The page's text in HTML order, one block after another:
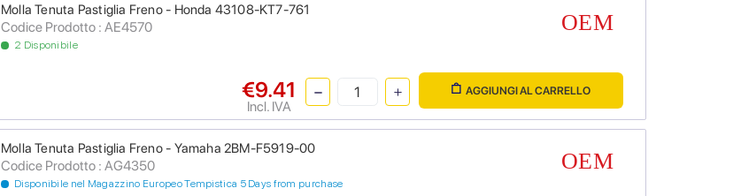
Molla Tenuta Pastiglia Freno - Honda 43108-KT7-761
Codice Prodotto : AE4570
2 Disponibile
€9.41
Incl. IVA
AGGIUNGI AL CARRELLO
Molla Tenuta Pastiglia Freno - Yamaha 2BM-F5919-00
Codice Prodotto : AG4350
Disponibile nel Magazzino Europeo Tempistica 5 Days from purchase